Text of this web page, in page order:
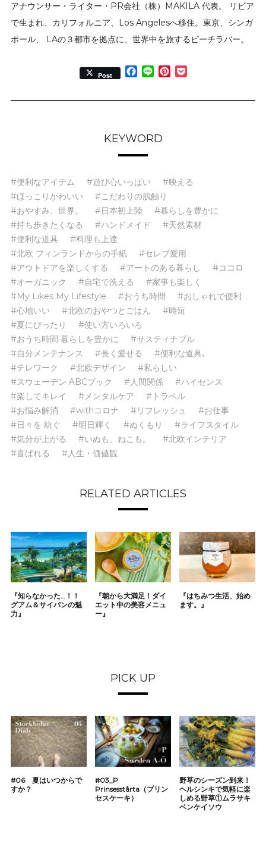
アナウンサー・ライター・PR会社（株）MAKILA 代表。 リビア
で生まれ、カリフォルニア、Los Angelesへ移住。東京、シンガ
ポール、 LAの３都市を拠点に、世界中を旅するビーチラバー。
Post Facebook
Line Pinterest
KEYWORD
#便利なアイテム #遊び心いっぱい
#映える
#ほっこりかわいい
#こだわりの肌触り
#おやすみ、世界。
#日本初上陸
#暮らしを豊かに
#持ち歩きたくなる
#ハンドメイド
#天然素材
#便利な道具
#料理も上達
#北欧 フィンランドからの手紙
#セレブ愛用
#アウトドアを楽しくする
#アートのある暮らし
#ココロ
#オーガニック
#自宅で洗える
#家事も楽しく
#My Likes My Lifestyle
#おうち時間
#おしゃれで便利
#心地いい
#北欧のおやつとごはん
#時短
#夏にぴったり
#使い方いろいろ
#おうち時間 暮らしを豊かに
#サスティナブル
#自分メンテナンス
#長く愛せる
#便利な道具､
#テレワーク
#北欧デザイン
#私らしい
#スウェーデン ABCブック
#人間関係
#ハイセンス
#楽してキレイ
#メンタルケア
#トラベル
#お悩み解消
#withコロナ #リフレッシュ
#お仕事
#日々を 紡ぐ
#明日輝く #ぬくもり
#ライフスタイル
#気分が上がる
#いぬも、ねこも。
#北欧インテリア
#喜ばれる
#人生・価値観
RELATED ARTICLES
『知らなかった…！！
グアム＆サイパンの魅
力』
『朝から大満足！ダイ
エット中の美容メニュ
ー』
『はちみつ生活、始め
ます。』
PICK UP
#06 夏はいつからで
すか？
#03_P
Prinsesstårta（プリン
セスケーキ）
野草のシーズン到来！
ヘルシンキで気軽に楽
しめる野草①ムラサキ
ベンケイソウ